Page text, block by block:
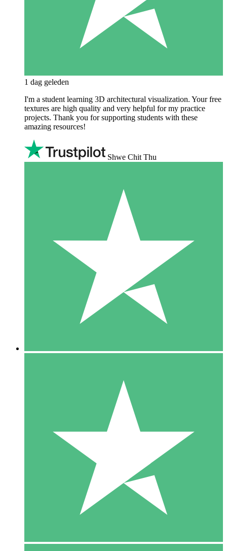
1 dag geleden
I'm a student learning 3D architectural visualization. Your free
textures are high quality and very helpful for my practice
projects. Thank you for supporting students with these
amazing resources!
Shwe Chit Thu